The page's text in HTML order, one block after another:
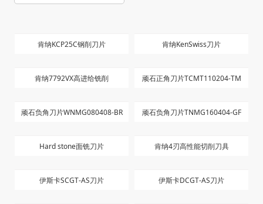
肯纳KCP25C钢削刀片 肯纳KenSwiss刀片
肯纳7792VX高进给铣削 顽石正角刀片TCMT110204-TM
顽石负角刀片WNMG080408-BR 顽石负角刀片TNMG160404-GF
Hard stone面铣刀片 肯纳4刃高性能切削刀具
伊斯卡SCGT-AS刀片 伊斯卡DCGT-AS刀片